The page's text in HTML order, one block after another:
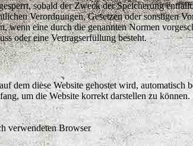
sobald der Zweck der Speicherung
Verordnungen, Gesetzen oder sonstigen
eine durch die genannten Normen
oder eine Vertragserfüllung besteht.
dem diese Website gehostet wird, automatisch
um die Website korrekt darstellen zu
verwendeten Browser